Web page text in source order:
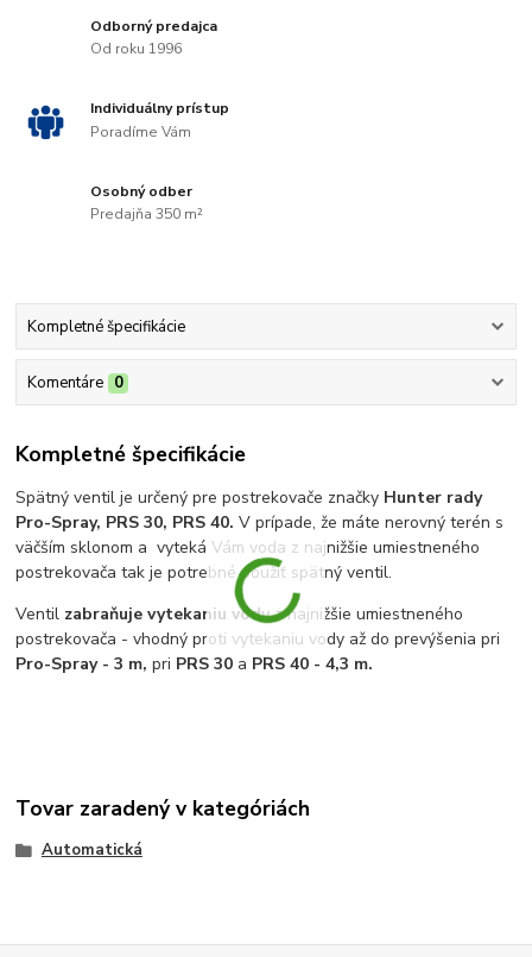
Odborný predajca
Od roku 1996
Individuálny prístup
Poradíme Vám
Osobný odber
Predajňa 350 m²
Kompletné špecifikácie
Komentáre 0
Kompletné špecifikácie
Spätný ventil je určený pre postrekovače značky Hunter rady
Pro-Spray, PRS 30, PRS 40.V prípade, že máte nerovný terén s
väčším sklonom a vyteká Vám voda z najnižšie umiestneného
postrekovača tak je potrebné použiť spätný ventil.
Ventil zabraňuje vytekaniu vodyz najnižšie umiestneného
postrekovača - vhodný proti vytekaniu vody až do prevýšenia pri
Pro-Spray - 3 m,pri PRS 30 a PRS 40 - 4,3 m.
Tovar zaradený v kategóriách
Automatická